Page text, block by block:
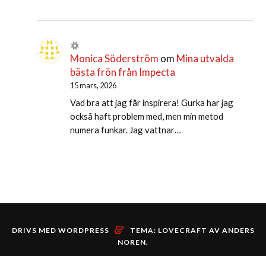
Monica Söderström om Mina utvalda
bästa frön från Impecta
15 mars, 2026
Vad bra att jag får inspirera! Gurka har jag
också haft problem med, men min metod
numera funkar. Jag vattnar…
DRIVS MED WORDPRESS & TEMA: LOVECRAFT AV ANDERS
NOREN.